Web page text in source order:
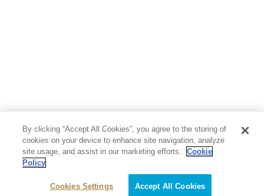
芸術・アート 映画・音楽・演劇
写真集 教養
医学・福祉
By clicking “Accept All Cookies”, you agree to the storing of
cookies on your device to enhance site navigation, analyze
site usage, and assist in our marketing efforts.
Cookie
Policy
Cookies Settings Accept All Cookies